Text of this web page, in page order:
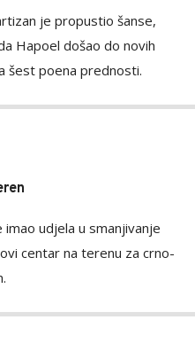
je propustio šanse,
Hapoel došao do novih
šest poena prednosti.
udjela u smanjivanje
centar na terenu za crno-